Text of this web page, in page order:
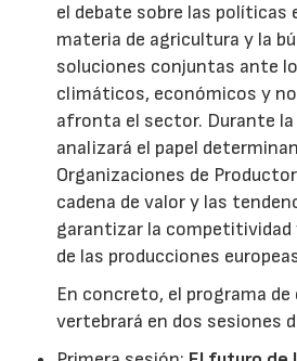
el debate sobre las políticas
materia de agricultura y la
soluciones conjuntas ante
climáticos, económicos y
afronta el sector. Durante la
analizará el papel
Organizaciones de
cadena de valor y las
garantizar la competitividad
de las producciones
En concreto, el programa
vertebrará en dos sesiones